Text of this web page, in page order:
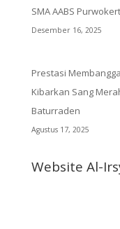
SMA AABS
Desember 16, 2025
Prestasi
Kibarkan Sang
Baturraden
Agustus 17, 2025
Website Al-